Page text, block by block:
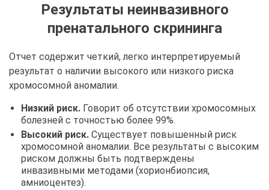
Результаты неинвазивного
пренатального скрининга
Отчет содержит четкий, легко интерпретируемый
результат о наличии высокого или низкого риска
хромосомной аномалии.
Низкий риск. Говорит об отсутствии хромосомных
болезней с точностью более 99%.
Высокий риск. Существует повышенный риск
хромосомной аномалии. Все результаты с высоким
риском должны быть подтверждены
инвазивными методами (хорионбиопсия,
амниоцентез).